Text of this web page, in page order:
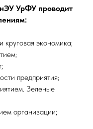
УрФУ проводит
экономика;
предприятия;
Зеленые
организации;